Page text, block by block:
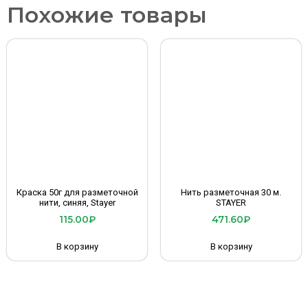
Похожие товары
Краска 50г для разметочной
нити, синяя, Stayer
115.00₽
В корзину
Нить разметочная 30 м.
STAYER
471.60₽
В корзину